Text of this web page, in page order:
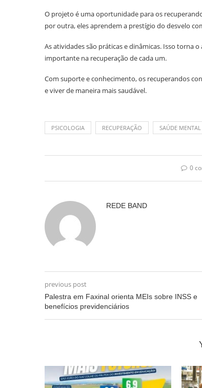
O projeto é uma oportunidade para os
por outra, eles aprendem a prestígio do desvelo
As atividades são práticas e dinâmicas. Isso torna
importante na recuperação de cada um.
Com suporte e conhecimento, os recuperandos
e viver de maneira mais saudável.
PSICOLOGIA RECUPERAÇÃO SAÚDE MENTAL
0
REDE BAND
previous post
Palestra em Faxinal orienta MEIs sobre INSS e
benefícios previdenciários